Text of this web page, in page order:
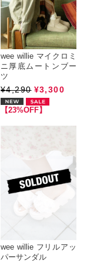
wee willie マイクロミ
ニ厚底ムートンブー
ツ
¥4,290 ¥3,300
【23%OFF】
wee willie フリルアッ
パーサンダル